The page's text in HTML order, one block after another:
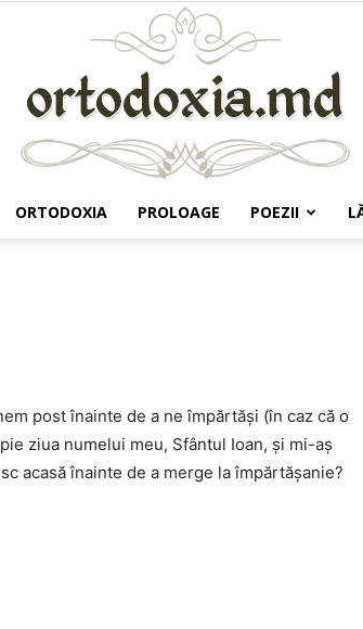
ORTODOXIA PROLOAGE POEZII
post înainte de a ne împărtăşi (în caz că o
ziua numelui meu, Sfântul Ioan, şi mi-aş
acasă înainte de a merge la împărtăşanie?